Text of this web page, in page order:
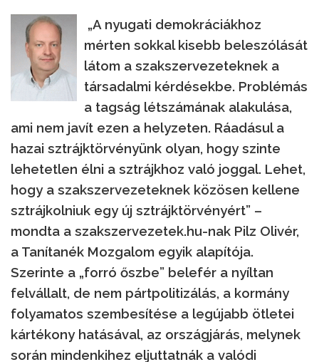
„A nyugati demokráciákhoz
mérten sokkal kisebb beleszólását
látom a szakszervezeteknek a
társadalmi kérdésekbe. Problémás
a tagság létszámának alakulása,
ami nem javít ezen a helyzeten. Ráadásul a
hazai sztrájktörvényünk olyan, hogy szinte
lehetetlen élni a sztrájkhoz való joggal. Lehet,
hogy a szakszervezeteknek közösen kellene
sztrájkolniuk egy új sztrájktörvényért” –
mondta a szakszervezetek.hu-nak Pilz Olivér,
a Tanítanék Mozgalom egyik alapítója.
Szerinte a „forró őszbe” belefér a nyíltan
felvállalt, de nem pártpolitizálás, a kormány
folyamatos szembesítése a legújabb ötletei
kártékony hatásával, az országjárás, melynek
során mindenkihez eljuttatnák a valódi